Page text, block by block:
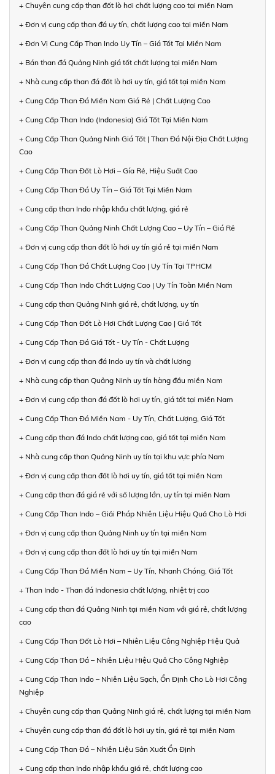
+ Chuyên cung cấp than đốt lò hơi chất lượng cao tại miền Nam
+ Đơn vị cung cấp than đá uy tín, chất lượng cao tại miền Nam
+ Đơn Vị Cung Cấp Than Indo Uy Tín – Giá Tốt Tại Miền Nam
+ Bán than đá Quảng Ninh giá tốt chất lượng tại miền Nam
+ Nhà cung cấp than đá đốt lò hơi uy tín, giá tốt tại miền Nam
+ Cung Cấp Than Đá Miền Nam Giá Rẻ | Chất Lượng Cao
+ Cung Cấp Than Indo (Indonesia) Giá Tốt Tại Miền Nam
+ Cung Cấp Than Quảng Ninh Giá Tốt | Than Đá Nội Địa Chất Lượng
Cao
+ Cung Cấp Than Đốt Lò Hơi – Gía Rẻ, Hiệu Suất Cao
+ Cung Cấp Than Đá Uy Tín – Giá Tốt Tại Miền Nam
+ Cung cấp than Indo nhập khẩu chất lượng, giá rẻ
+ Cung Cấp Than Quảng Ninh Chất Lượng Cao – Uy Tín – Giá Rẻ
+ Đơn vị cung cấp than đốt lò hơi uy tín giá rẻ tại miền Nam
+ Cung Cấp Than Đá Chất Lượng Cao | Uy Tín Tại TPHCM
+ Cung Cấp Than Indo Chất Lượng Cao | Uy Tín Toàn Miền Nam
+ Cung cấp than Quảng Ninh giá rẻ, chất lượng, uy tín
+ Cung Cấp Than Đốt Lò Hơi Chất Lượng Cao | Giá Tốt
+ Cung Cấp Than Đá Giá Tốt - Uy Tín - Chất Lượng
+ Đơn vị cung cấp than đá Indo uy tín và chất lượng
+ Nhà cung cấp than Quảng Ninh uy tín hàng đầu miền Nam
+ Đơn vị cung cấp than đá đốt lò hơi uy tín, giá tốt tại miền Nam
+ Cung Cấp Than Đá Miền Nam - Uy Tín, Chất Lượng, Giá Tốt
+ Cung cấp than đá Indo chất lượng cao, giá tốt tại miền Nam
+ Nhà cung cấp than Quảng Ninh uy tín tại khu vực phía Nam
+ Đơn vị cung cấp than đốt lò hơi uy tín, giá tốt tại miền Nam
+ Cung cấp than đá giá rẻ với số lượng lớn, uy tín tại miền Nam
+ Cung Cấp Than Indo – Giải Pháp Nhiên Liệu Hiệu Quả Cho Lò Hơi
+ Đơn vị cung cấp than Quảng Ninh uy tín tại miền Nam
+ Đơn vị cung cấp than đốt lò hơi uy tín tại miền Nam
+ Cung Cấp Than Đá Miền Nam – Uy Tín, Nhanh Chóng, Giá Tốt
+ Than Indo - Than đá Indonesia chất lượng, nhiệt trị cao
+ Cung cấp than đá Quảng Ninh tại miền Nam với giá rẻ, chất lượng
cao
+ Cung Cấp Than Đốt Lò Hơi – Nhiên Liệu Công Nghiệp Hiệu Quả
+ Cung Cấp Than Đá – Nhiên Liệu Hiệu Quả Cho Công Nghiệp
+ Cung Cấp Than Indo – Nhiên Liệu Sạch, Ổn Định Cho Lò Hơi Công
Nghiệp
+ Chuyên cung cấp than Quảng Ninh giá rẻ, chất lượng tại miền Nam
+ Chuyên cung cấp than đá đốt lò hơi uy tín, giá rẻ tại miền Nam
+ Cung Cấp Than Đá – Nhiên Liệu Sản Xuất Ổn Định
+ Cung cấp than Indo nhập khẩu giá rẻ, chất lượng cao